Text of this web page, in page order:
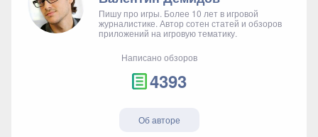
Пишу про игры. Более 10 лет в игровой
журналистике. Автор сотен статей и обзоров
приложений на игровую тематику.
Написано обзоров
4393
Об авторе